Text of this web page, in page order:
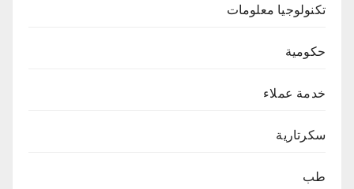
تكنولوجيا معلومات
حكومية
خدمة عملاء
سكرتارية
طب